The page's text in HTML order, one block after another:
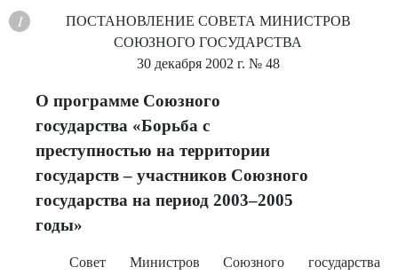
ПОСТАНОВЛЕНИЕ СОВЕТА МИНИСТРОВ
СОЮЗНОГО ГОСУДАРСТВА
30 декабря 2002 г. № 48
О программе Союзного
государства «Борьба с
преступностью на территории
государств – участников Союзного
государства на период 2003–2005
годы»
Совет Министров Союзного государства